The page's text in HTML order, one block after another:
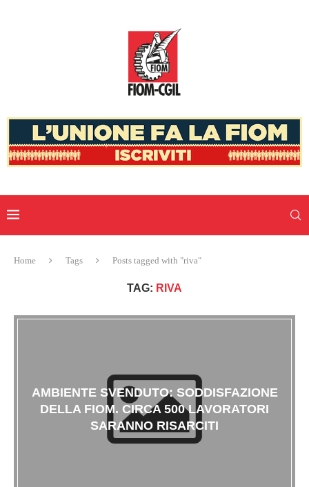
Home Tags Posts tagged with "riva"
TAG: RIVA
AMBIENTE SVENDUTO: SODDISFAZIONE
DELLA FIOM. CIRCA 500 LAVORATORI
SARANNO RISARCITI